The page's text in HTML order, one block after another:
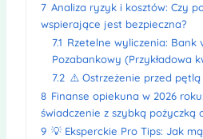
7 Analiza ryzyk i kosztów: Czy
wspierające jest bezpieczna?
7.1 Rzetelne wyliczenia: Bank
Pozabankowy (Przykładowa
7.2 ⚠️ Ostrzeżenie przed pętlą
8 Finanse opiekuna w 2026
świadczenie z szybką pożyczką
9 💡 Eksperckie Pro Tips: Jak